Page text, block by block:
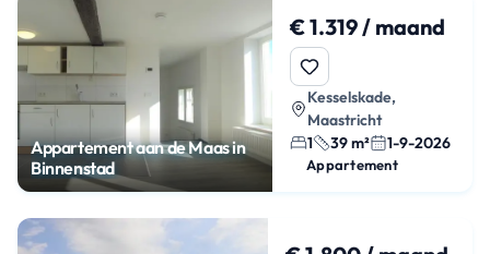
Appartement aan de Maas in
Binnenstad
€ 1.319 / maand
Kesselskade,
Maastricht
1
39 m² 1-9-2026
Appartement